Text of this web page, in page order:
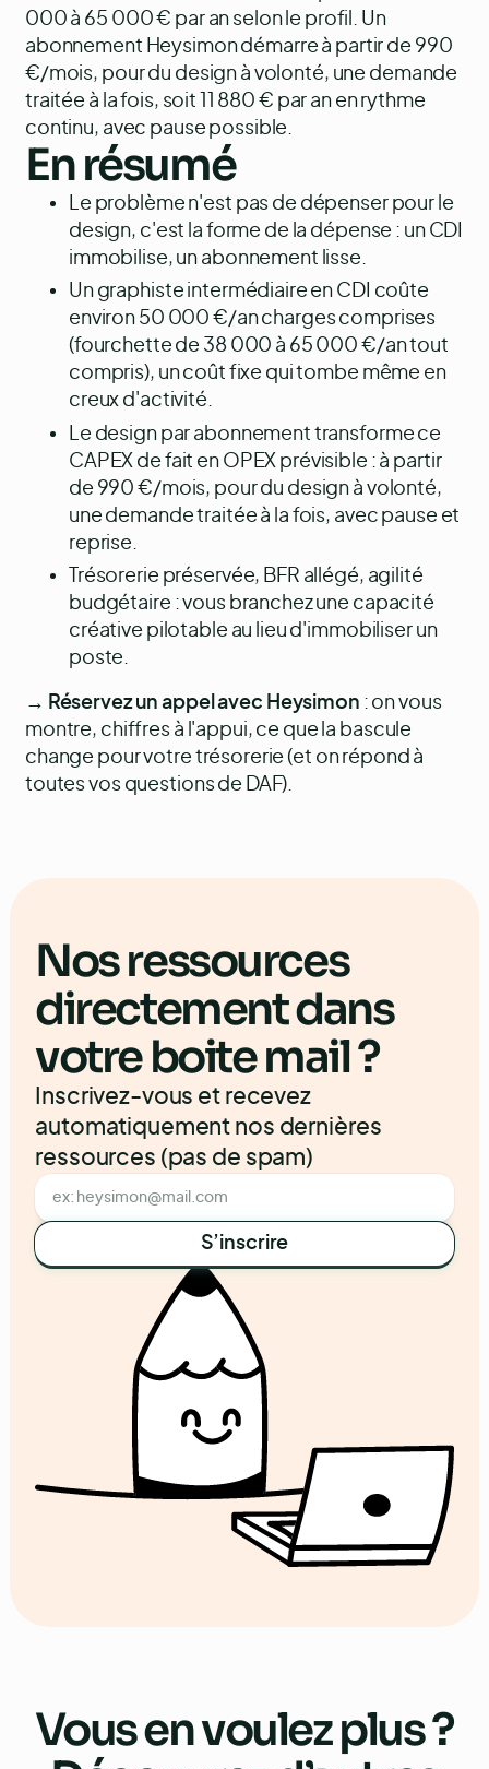
000 à 65 000 € par an selon le profil. Un
abonnement Heysimon démarre à partir de 990
€/mois, pour du design à volonté, une demande
traitée à la fois, soit 11 880 € par an en rythme
continu, avec pause possible.
En résumé
Le problème n'est pas de dépenser pour le
design, c'est la forme de la dépense : un CDI
immobilise, un abonnement lisse.
Un graphiste intermédiaire en CDI coûte
environ 50 000 €/an charges comprises
(fourchette de 38 000 à 65 000 €/an tout
compris), un coût fixe qui tombe même en
creux d'activité.
Le design par abonnement transforme ce
CAPEX de fait en OPEX prévisible : à partir
de 990 €/mois, pour du design à volonté,
une demande traitée à la fois, avec pause et
reprise.
Trésorerie préservée, BFR allégé, agilité
budgétaire : vous branchez une capacité
créative pilotable au lieu d'immobiliser un
poste.
→ Réservez un appel avec Heysimon : on vous
montre, chiffres à l'appui, ce que la bascule
change pour votre trésorerie (et on répond à
toutes vos questions de DAF).
Nos ressources
directement dans
votre boite mail ?
Inscrivez-vous et recevez
automatiquement nos dernières
ressources (pas de spam)
S’inscrire
Vous en voulez plus ?